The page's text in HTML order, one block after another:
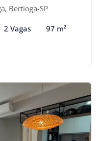
Bertioga-SP
2 Vagas 97 m²